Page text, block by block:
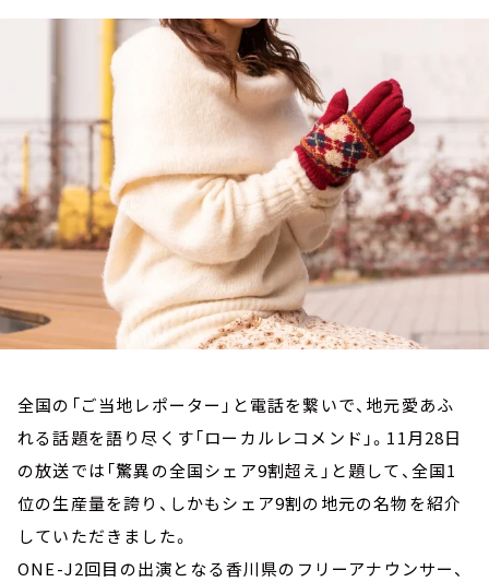
トピックス
TBS Podcast
お知らせ
イベント・グッズ
YouTube
会社情報
全国の「ご当地レポーター」と電話を繋いで、地元愛あふ
れる話題を語り尽くす「ローカルレコメンド」。11月28日
の放送では「驚異の全国シェア9割超え」と題して、全国1
位の生産量を誇り、しかもシェア9割の地元の名物を紹介
していただきました。
ONE-J2回目の出演となる香川県のフリーアナウンサー、